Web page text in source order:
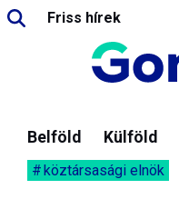
Friss hírek
Belföld Külföld
köztársasági elnök